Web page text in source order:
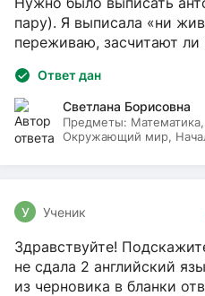
пару). Я выписала «ни
переживаю, засчитают ли
Ответ дан
Светлана Борисовна
Предметы:
Окружающий мир,
У Ученик
Здравствуйте!
не сдала 2 английский
из черновика в бланки